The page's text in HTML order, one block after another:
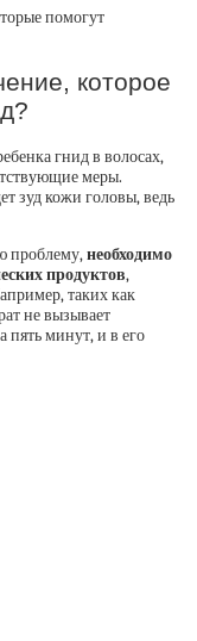
помогут
которое
гнид в волосах,
меры.
зуд кожи головы, ведь
проблему,необходимо
продуктов,
таких как
не вызывает
пять минут, и в его